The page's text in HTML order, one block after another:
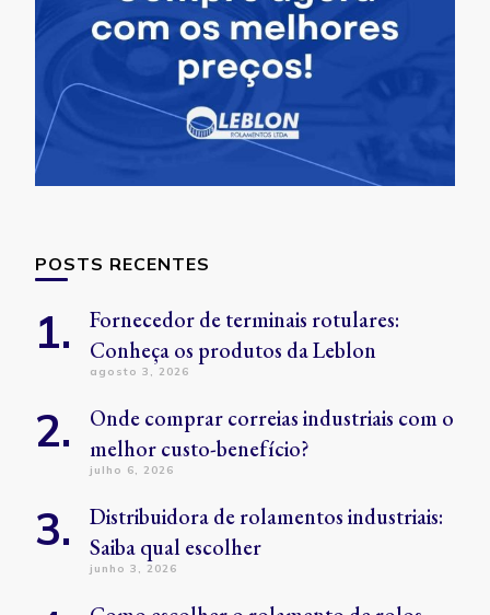
POSTS RECENTES
Fornecedor de terminais rotulares:
Conheça os produtos da Leblon
agosto 3, 2026
Onde comprar correias industriais com o
melhor custo-benefício?
julho 6, 2026
Distribuidora de rolamentos industriais:
Saiba qual escolher
junho 3, 2026